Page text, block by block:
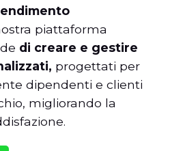
piattaforma
di creare e gestire
progettati per
dipendenti e clienti
migliorando la